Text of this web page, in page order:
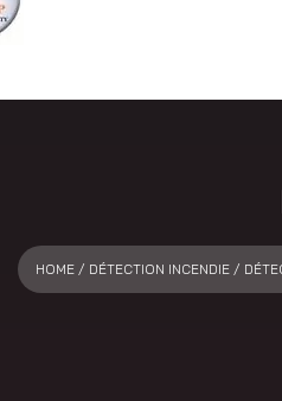
HOME / DÉTECTION INCENDIE /